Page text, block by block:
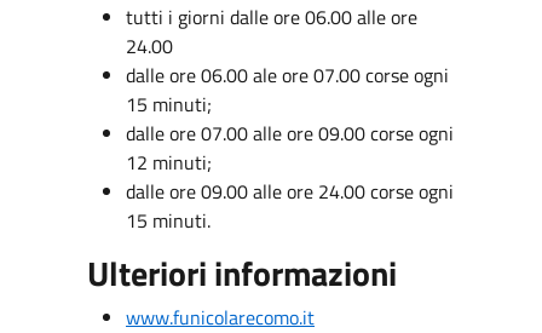
tutti i giorni dalle ore 06.00 alle ore
24.00
dalle ore 06.00 ale ore 07.00 corse ogni
15 minuti;
dalle ore 07.00 alle ore 09.00 corse ogni
12 minuti;
dalle ore 09.00 alle ore 24.00 corse ogni
15 minuti.
Ulteriori informazioni
www.funicolarecomo.it